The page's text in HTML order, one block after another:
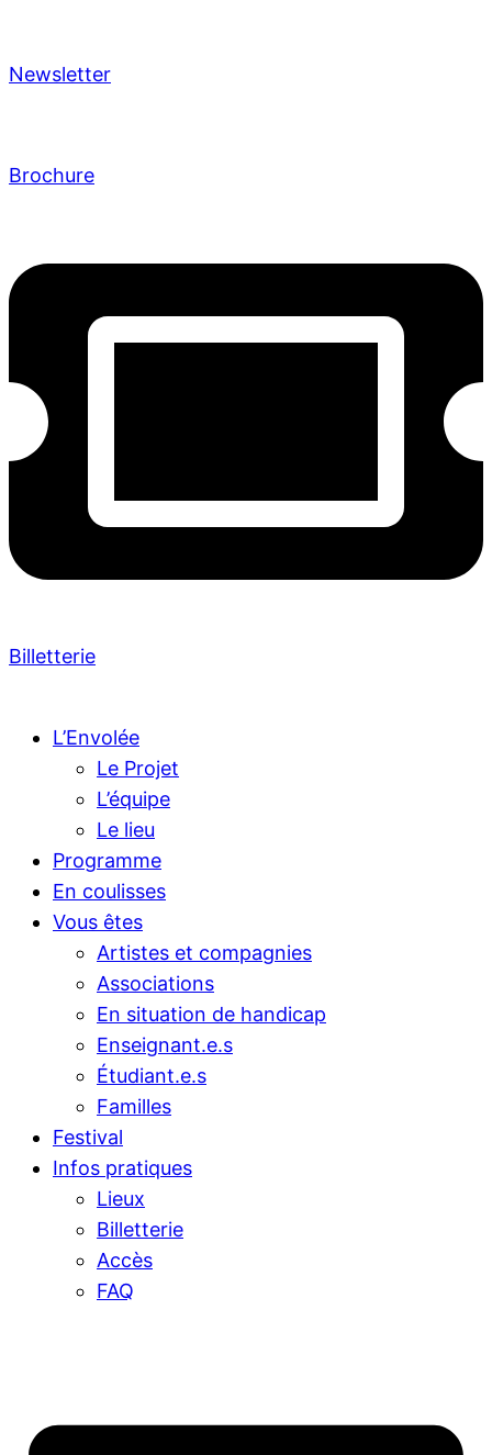
Newsletter
Brochure
Billetterie
L’Envolée
Le Projet
L’équipe
Le lieu
Programme
En coulisses
Vous êtes
Artistes et compagnies
Associations
En situation de handicap
Enseignant.e.s
Étudiant.e.s
Familles
Festival
Infos pratiques
Lieux
Billetterie
Accès
FAQ